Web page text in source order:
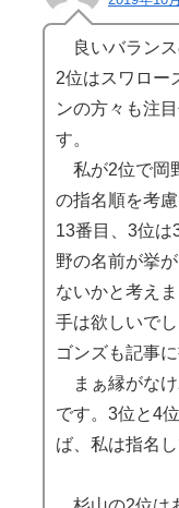
良いバランス
2位はスワロー
ンの方々も注
す。
私が2位で岡
の指名順を考
13番目、3位は
野の名前が挙
ないかと考え
手は欲しいで
ゴンズも記事
まぁ縁がなけ
です。3位と4
ば、私は指名